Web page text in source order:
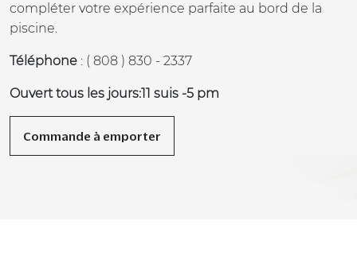
compléter votre expérience parfaite au bord de la
piscine.
Téléphone : ( 808 ) 830 - 2337
Ouvert tous les jours:11 suis -5 pm
Commande à emporter